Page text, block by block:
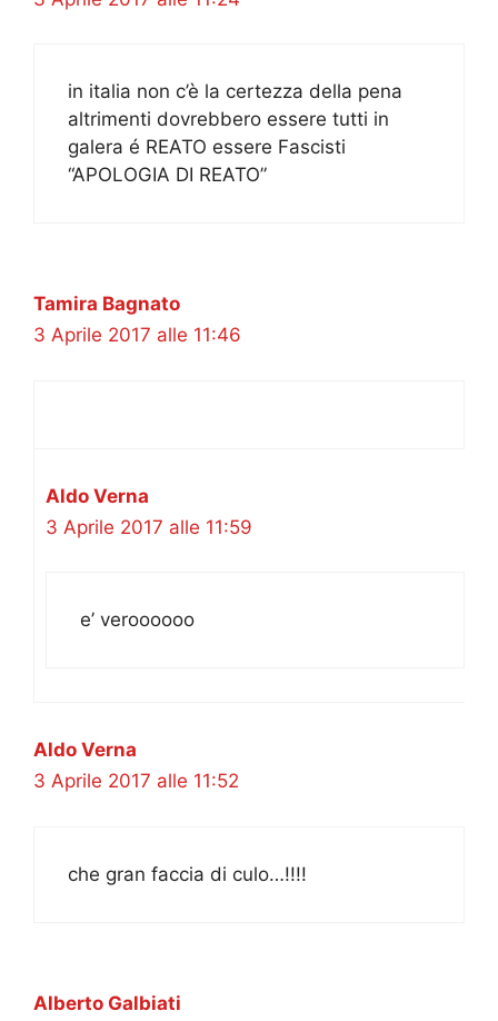
in italia non c’è la certezza della pena
altrimenti dovrebbero essere tutti in
galera é REATO essere Fascisti
“APOLOGIA DI REATO”
Tamira Bagnato
3 Aprile 2017 alle 11:46
Aldo Verna
3 Aprile 2017 alle 11:59
e’ veroooooo
Aldo Verna
3 Aprile 2017 alle 11:52
che gran faccia di culo…!!!!
Alberto Galbiati